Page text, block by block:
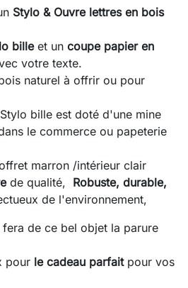
Stylo & Ouvre lettres en bois
billeet un coupe papier en
votre texte.
naturel à offrir ou pour
bille est doté d'une mine
le commerce ou papeterie
marron /intérieur clair
de qualité, Robuste, durable,
de l'environnement,
fera de ce bel objet la parure
pour le cadeau parfaitpour vos